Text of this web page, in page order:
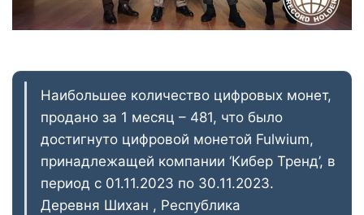
Наибольшее количество цифровых монет,
продано за 1 месяц – 481, что было
достигнуто цифровой монетой Fulwium,
принадлежащей компании ‘Кибер Тренд’, в
период с 01.11.2023 по 30.11.2023.
Деревня Шихан , Республика